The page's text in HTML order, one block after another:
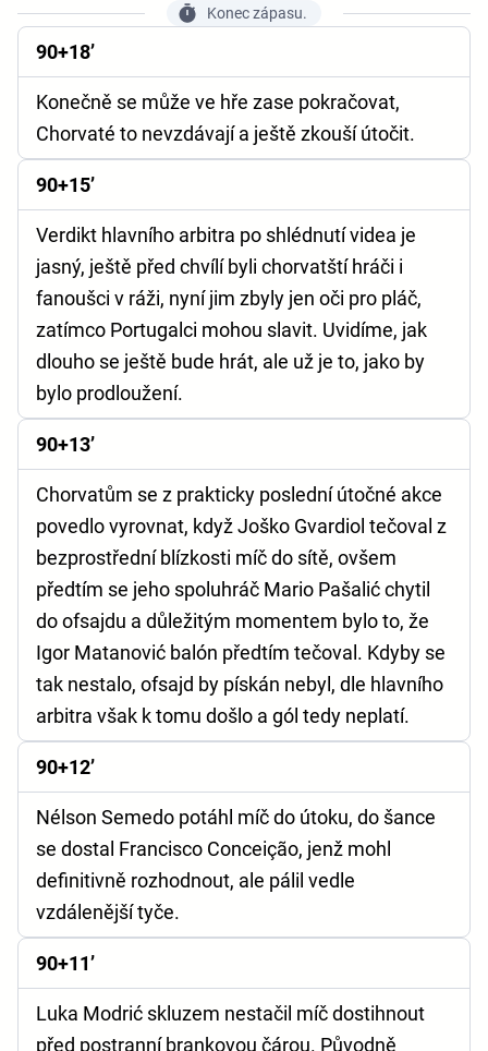
Konec zápasu.
90+18’
Konečně se může ve hře zase pokračovat,
Chorvaté to nevzdávají a ještě zkouší útočit.
90+15’
Verdikt hlavního arbitra po shlédnutí videa je
jasný, ještě před chvílí byli chorvatští hráči i
fanoušci v ráži, nyní jim zbyly jen oči pro pláč,
zatímco Portugalci mohou slavit. Uvidíme, jak
dlouho se ještě bude hrát, ale už je to, jako by
bylo prodloužení.
90+13’
Chorvatům se z prakticky poslední útočné akce
povedlo vyrovnat, když Joško Gvardiol tečoval z
bezprostřední blízkosti míč do sítě, ovšem
předtím se jeho spoluhráč Mario Pašalić chytil
do ofsajdu a důležitým momentem bylo to, že
Igor Matanović balón předtím tečoval. Kdyby se
tak nestalo, ofsajd by pískán nebyl, dle hlavního
arbitra však k tomu došlo a gól tedy neplatí.
90+12’
Nélson Semedo potáhl míč do útoku, do šance
se dostal Francisco Conceição, jenž mohl
definitivně rozhodnout, ale pálil vedle
vzdálenější tyče.
90+11’
Luka Modrić skluzem nestačil míč dostihnout
před postranní brankovou čárou. Původně